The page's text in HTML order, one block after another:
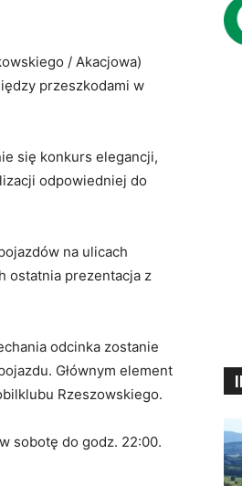
/ Akacjowa)
przeszkodami w
się konkurs elegancji,
odpowiedniej do
na ulicach
ostatnia prezentacja z
odcinka zostanie
Głównym element
Rzeszowskiego.
sobotę do godz. 22:00.